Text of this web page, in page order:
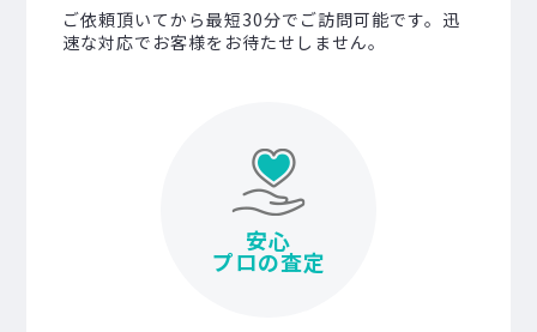
ご依頼頂いてから最短30分でご訪問可能です。迅
速な対応でお客様をお待たせしません。
安心
プロの査定